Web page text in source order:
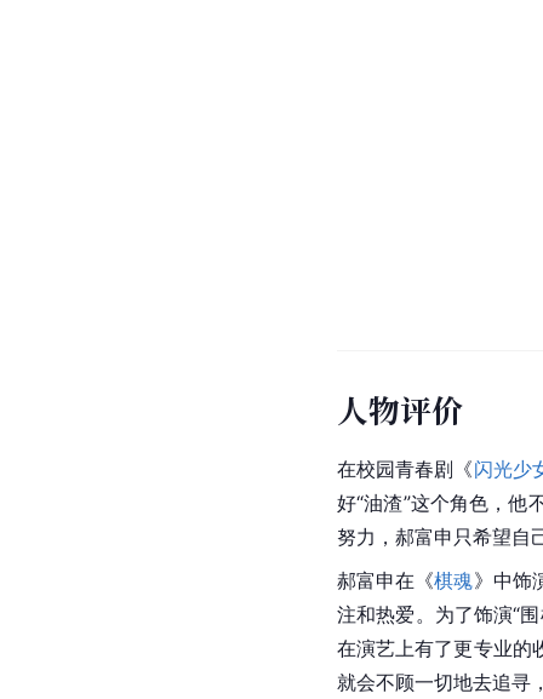
人物评价
在校园青春剧《闪光少
好“油渣”这个角色，他
努力，郝富申只希望自
郝富申在《棋魂》中饰
注和热爱。为了饰演“
在演艺上有了更专业的
就会不顾一切地去追寻